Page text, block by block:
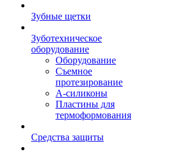
Зубные щетки
Зуботехническое
оборудование
Оборудование
Съемное
протезирование
А-силиконы
Пластины для
термоформования
Средства защиты